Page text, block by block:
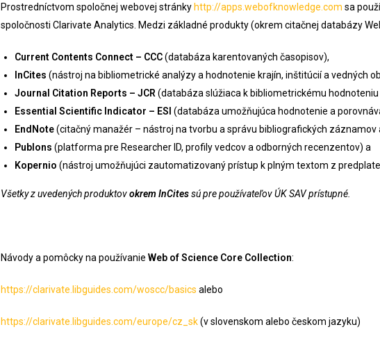
Prostredníctvom spoločnej webovej stránky http://apps.webofknowledge.com sa
spoločnosti Clarivate Analytics. Medzi základné produkty (okrem citačnej databázy
Current Contents Connect – CCC(databáza karentovaných časopisov),
InCites(nástroj na bibliometrické analýzy a hodnotenie krajín, inštitúcií a vedných
Journal Citation Reports – JCR (databáza slúžiaca k bibliometrickému
Essential Scientific Indicator – ESI(databáza umožňujúca hodnotenie a
EndNote(citačný manažér – nástroj na tvorbu a správu bibliografických záznamov
Publons (platforma pre Researcher ID, profily vedcov a odborných recenzentov) a
Kopernio (nástroj umožňujúci zautomatizovaný prístup k plným textom z
Všetky z uvedených produktovokrem InCitessú pre používateľov ÚK SAV prístupné.
Návody a pomôcky na používanieWeb of Science Core Collection:
https://clarivate.libguides.com/woscc/basics alebo
https://clarivate.libguides.com/europe/cz_sk(v slovenskom alebo českom jazyku)